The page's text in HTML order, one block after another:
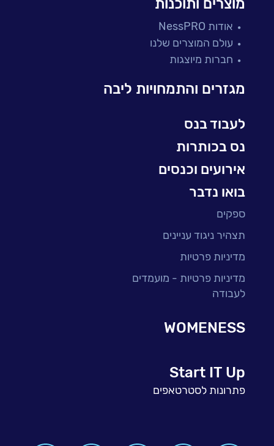
פתרונות למגזר הפיננסי
מיקור חוץ ושירותים מנוהלים
בדיקות והבטחת איכות
עולמות הענן
עולמות הסייבר
BI, Analytics & Big-Data
אודות NessPRO
עולם המוצרים שלנו
חברות מיוצגות
מגזרים והתמחויות ליבה
לעבוד בנס
נס בכותרות
אירועים וכנסים
בואו נדבר
ספקים
תצהיר ניגוד עניינים
מדיניות פרטיות
מדיניות פרטיות - מועמדים
לעבודה
WOMENESS
Start IT Up
פתרונות לסטרטאפים